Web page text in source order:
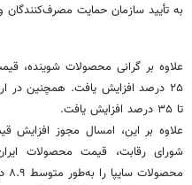
به تأیید سازمان حمایت مصرف‌کنندگان
علاوه بر گرانی محصولات شوینده،
تا ۳۵ درصد افزایش یافت.
علاوه بر این، امسال مجوز افزایش
محصولات سایپا را به‌طور متوسط ۸.۹ درصد افزایش داد.